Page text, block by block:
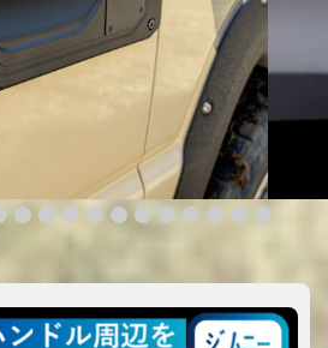
7 8 9 10 11 1213 14 15 16 17